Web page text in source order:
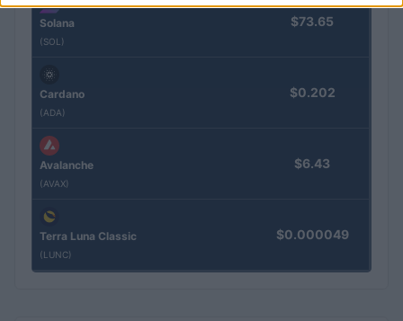
Solana
(SOL)
$73.65
Cardano
(ADA)
$0.202
Avalanche
(AVAX)
$6.43
Terra Luna Classic
(LUNC)
$0.000049